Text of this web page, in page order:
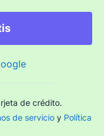
de crédito.
de servicio y Política